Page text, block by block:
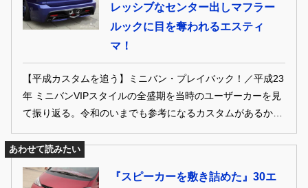
レッシブなセンター出しマフラー
ルックに目を奪われるエスティ
マ！
【平成カスタムを追う】ミニバン・プレイバック！／平成23
年 ミニバンVIPスタイルの全盛期を当時のユーザーカーを見
て振り返る。令和のいまでも参考になるカスタムがあるか
考えてコーディネイトしていくが、このエスティマの見どこ
ンクラブ2011年4月号掲載
あわせて読みたい
『スピーカーを敷き詰めた』30エ